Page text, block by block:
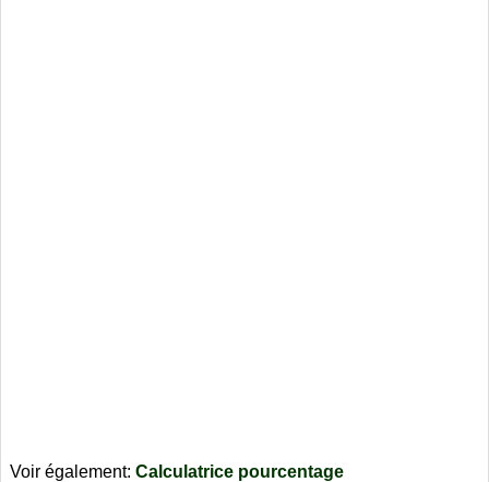
Voir également: Calculatrice pourcentage